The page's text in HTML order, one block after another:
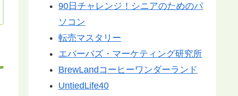
90日チャレンジ！シニアのためのパ
ソコン
転売マスタリー
エバーバズ・マーケティング研究所
BrewLandコーヒーワンダーランド
UntiedLife40